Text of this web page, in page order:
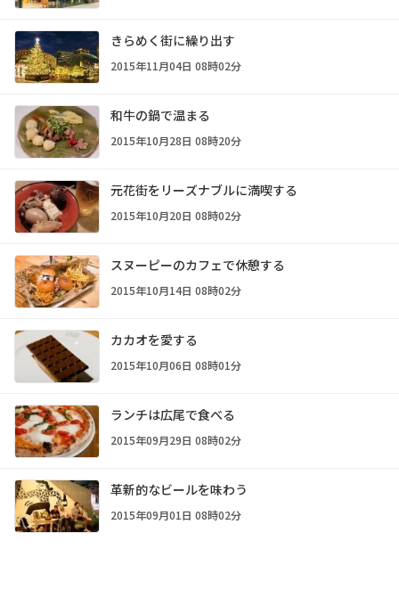
きらめく街に繰り出す
2015年11月04日 08時02分
和牛の鍋で温まる
2015年10月28日 08時20分
元花街をリーズナブルに満喫する
2015年10月20日 08時02分
スヌーピーのカフェで休憩する
2015年10月14日 08時02分
カカオを愛する
2015年10月06日 08時01分
ランチは広尾で食べる
2015年09月29日 08時02分
革新的なビールを味わう
2015年09月01日 08時02分